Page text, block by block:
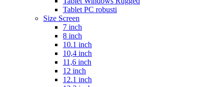
Tablet PC robusti
Size Screen
7 inch
8 inch
10.1 inch
10,4 inch
11,6 inch
12 inch
12.1 inch